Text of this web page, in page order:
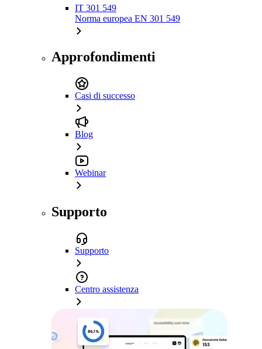
IT 301 549
Norma europea EN 301 549
Approfondimenti
Casi di successo
Blog
Webinar
Supporto
Supporto
Centro assistenza